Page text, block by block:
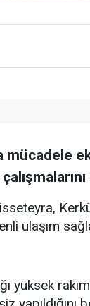
mücadele
ulaşım
yüksek